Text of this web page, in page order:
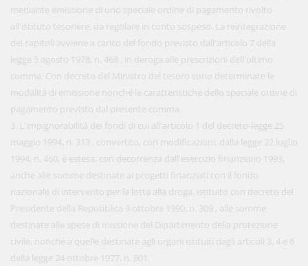
mediante emissione di uno speciale ordine di pagamento rivolto
all'istituto tesoriere, da regolare in conto sospeso. La reintegrazione
dei capitoli avviene a carico del fondo previsto dall'articolo 7 della
legge 5 agosto 1978, n. 468 , in deroga alle prescrizioni dell'ultimo
comma. Con decreto del Ministro del tesoro sono determinate le
modalità di emissione nonché le caratteristiche dello speciale ordine di
pagamento previsto dal presente comma.
3. L'impignorabilità dei fondi di cui all'articolo 1 del decreto-legge 25
maggio 1994, n. 313 , convertito, con modificazioni, dalla legge 22 luglio
1994, n. 460, è estesa, con decorrenza dall'esercizio finanziario 1993,
anche alle somme destinate ai progetti finanziati con il fondo
nazionale di intervento per la lotta alla droga, istituito con decreto del
Presidente della Repubblica 9 ottobre 1990, n. 309 , alle somme
destinate alle spese di missione del Dipartimento della protezione
civile, nonché a quelle destinate agli organi istituiti dagli articoli 3, 4 e 6
della legge 24 ottobre 1977, n. 801.